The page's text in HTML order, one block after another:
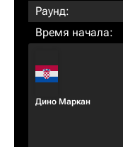
Раунд:
Время начала:
Дино Маркан